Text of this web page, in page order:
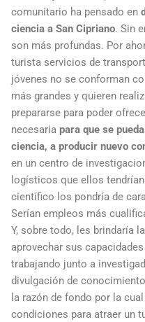
comunitario ha pensado en
ciencia a San Cipriano. Sin
son más profundas. Por
turista servicios de
jóvenes no se conforman
más grandes y quieren
prepararse para poder
necesaria para que se
ciencia, a producir nuevo
en un centro de
logísticos que ellos
científico los pondría de
Serían empleos más
Y, sobre todo, les brindaría
aprovechar sus
trabajando junto a
divulgación de
la razón de fondo por la
condiciones para atraer un